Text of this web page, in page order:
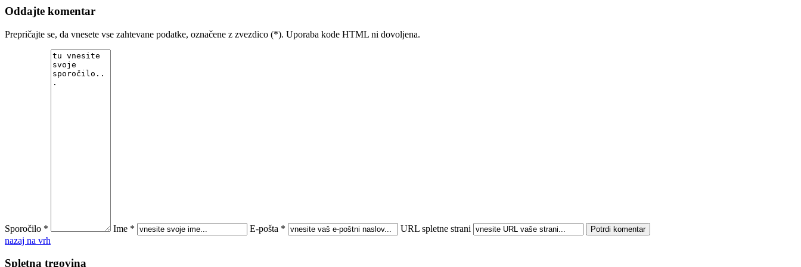
Oddajte komentar
Prepričajte se, da vnesete vse zahtevane podatke, označene z zvezdico (*). Uporaba kode HTML ni dovoljena.
Sporočilo * Ime * E-pošta *
URL spletne strani
nazaj na vrh
Spletna trgovina